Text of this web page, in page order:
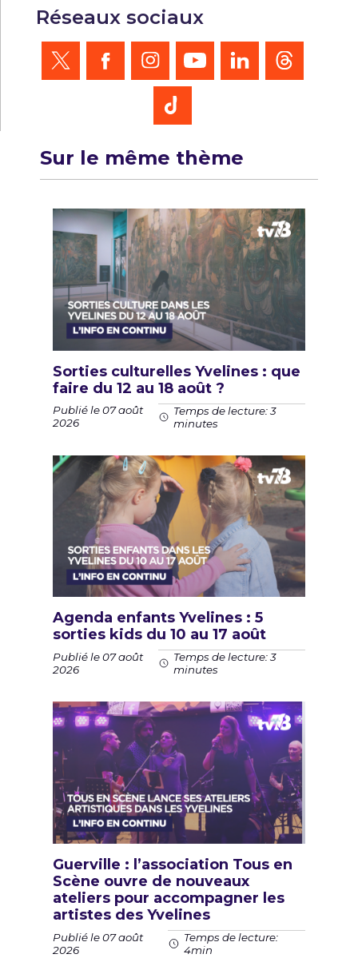
Réseaux sociaux
Sur le même thème
Sorties culturelles Yvelines : que
faire du 12 au 18 août ?
Publié le 07 août
2026
Temps de lecture: 3
minutes
Agenda enfants Yvelines : 5
sorties kids du 10 au 17 août
Publié le 07 août
2026
Temps de lecture: 3
minutes
Guerville : l’association Tous en
Scène ouvre de nouveaux
ateliers pour accompagner les
artistes des Yvelines
Publié le 07 août
2026
Temps de lecture:
4min